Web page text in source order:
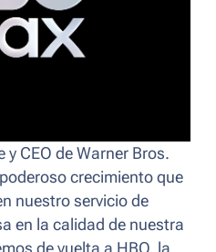
y CEO de Warner Bros.
crecimiento que
nuestro servicio de
en la calidad de nuestra